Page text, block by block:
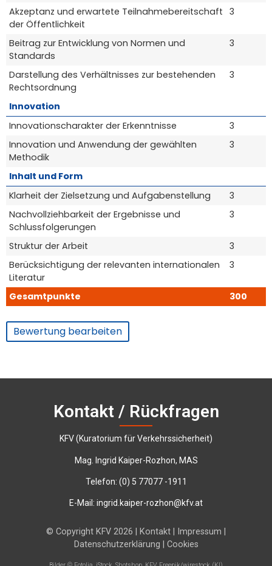
Gesamtpunkte 300
Akzeptanz und erwartete Teilnahmebereitschaft
der Öffentlichkeit
3
Beitrag zur Entwicklung von Normen und
Standards
3
Darstellung des Verhältnisses zur bestehenden
Rechtsordnung
3
Innovation
Innovationscharakter der Erkenntnisse
3
Innovation und Anwendung der gewählten
Methodik
3
Inhalt und Form
Klarheit der Zielsetzung und Aufgabenstellung
3
Nachvollziehbarkeit der Ergebnisse und
Schlussfolgerungen
3
Struktur der Arbeit
3
Berücksichtigung der relevanten internationalen
Literatur
3
Bewertung bearbeiten
Kontakt / Rückfragen
KFV (Kuratorium für Verkehrssicherheit)
Mag. Ingrid Kaiper-Rozhon, MAS
Telefon: ‭(0) 5 77077 -1911‬
E-Mail: ingrid.kaiper-rozhon@kfv.at
© Copyright KFV 2026 | Kontakt Impressum
Datenschutzerklärung
Cookies